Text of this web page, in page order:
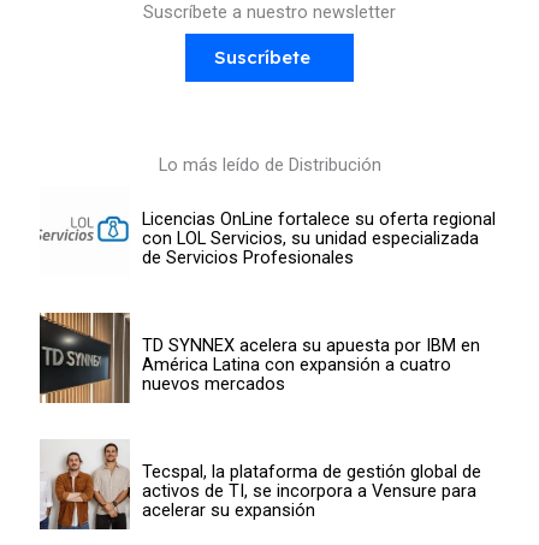
Suscríbete a nuestro newsletter
Suscríbete
Lo más leído de Distribución
Licencias OnLine fortalece su oferta regional
con LOL Servicios, su unidad especializada
de Servicios Profesionales
TD SYNNEX acelera su apuesta por IBM en
América Latina con expansión a cuatro
nuevos mercados
Tecspal, la plataforma de gestión global de
activos de TI, se incorpora a Vensure para
acelerar su expansión